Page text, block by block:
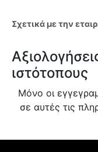
Σχετικά με την
ιστότοπους
Μόνο οι
σε αυτές τις